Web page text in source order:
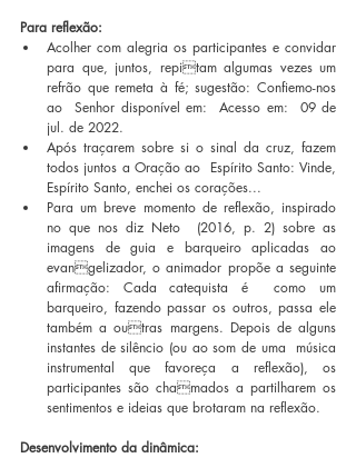
Para reflexão:
Acolher com alegria os participantes e convidar
para que, juntos, repitam algumas vezes um
refrão que remeta à fé; sugestão: Confiemo-nos
ao  Senhor disponível em:  Acesso em:  09 de
jul. de 2022.
Após traçarem sobre si o sinal da cruz, fazem
todos juntos a Oração ao  Espírito Santo: Vinde,
Espírito Santo, enchei os corações...
Para um breve momento de reflexão, inspirado
no que nos diz Neto  (2016, p. 2) sobre as
imagens de guia e barqueiro aplicadas ao
evangelizador, o animador propõe a seguinte
afirmação: Cada catequista é  como um
barqueiro, fazendo passar os outros, passa ele
também a outras margens. Depois de alguns
instantes de silêncio (ou ao som de uma  música
instrumental que favoreça a reflexão), os
participantes são chamados a partilharem os
sentimentos e ideias que brotaram na reflexão.
Desenvolvimento da dinâmica: